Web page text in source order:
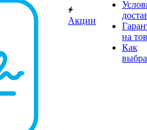
Акции
на
Как